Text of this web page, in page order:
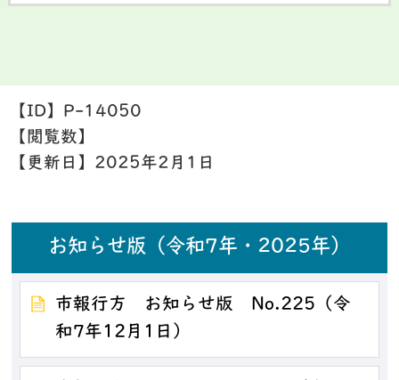
【ID】 P-14050
【閲覧数】
【更新日】 2025年2月1日
お知らせ版（令和7年・2025年）
市報行方 お知らせ版 No.225（令
和7年12月1日）